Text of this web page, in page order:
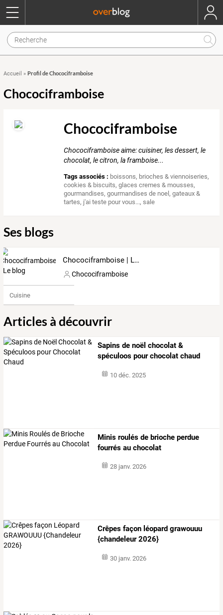
Accueil » Profil de Chocociframboise
Chocociframboise
Chocociframboise
Chocociframboise aime: cuisiner, les dessert, le
chocolat, le citron, la framboise...
Tags associés : boissons, brioches & viennoiseries,
cookies & biscuits,glaces cremes & mousses,
gourmandises,gourmandises de noel,gateaux &
tartes, j'ai teste pour vous...,sale
Ses blogs
Chocociframboise | Le blog
Chocociframboise
Cuisine
Articles à découvrir
Sapins de noël chocolat &
spéculoos pour chocolat chaud
10 déc. 2025
Minis roulés de brioche perdue
fourrés au chocolat
28 janv. 2026
Crêpes façon léopard grawouuu
{chandeleur 2026}
30 janv. 2026